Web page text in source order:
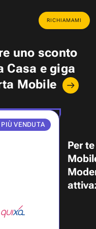
RICHIAMAMI
uno sconto
Casa egiga
Mobile
PIÙ VENDUTA
Per